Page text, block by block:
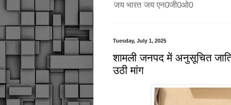
जय भारत जय एन0जी0ओ0
Tuesday, July 1, 2025
शामली जनपद में अनुसूचित
उठी मांग